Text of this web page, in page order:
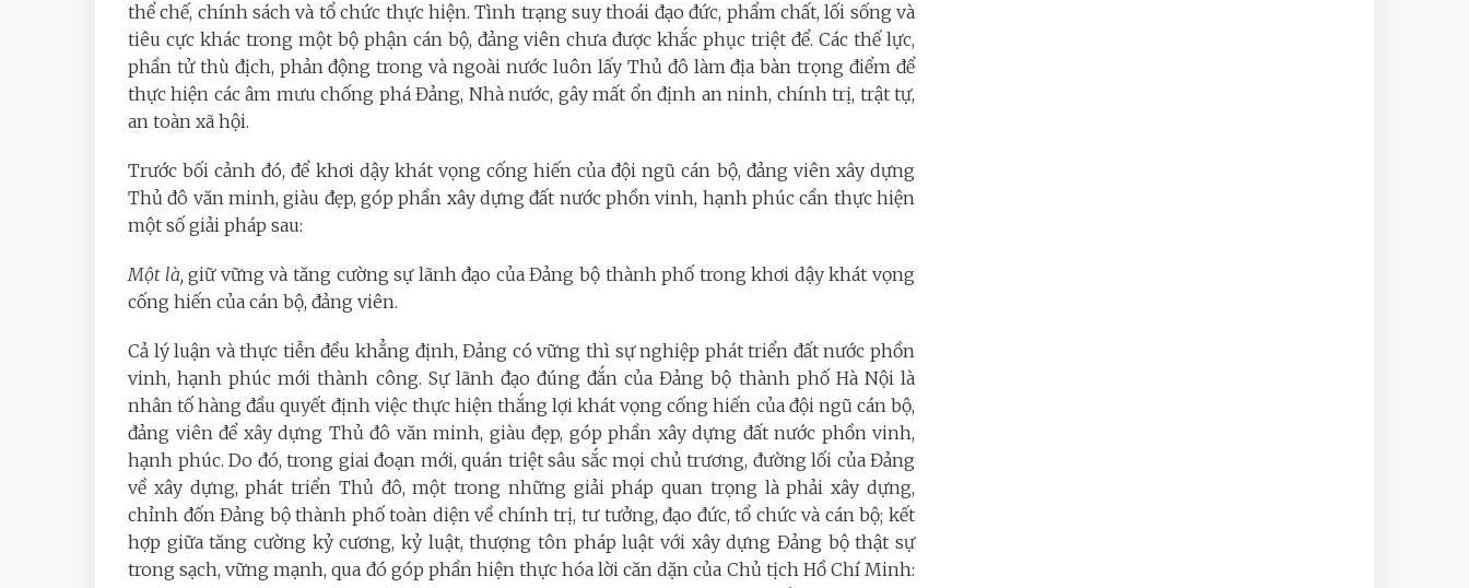
thể chế, chính sách và tổ chức thực hiện. Tình trạng suy thoái đạo đức, phẩm chất, lối sống và
tiêu cực khác trong một bộ phận cán bộ, đảng viên chưa được khắc phục triệt để. Các thế lực,
phần tử thù địch, phản động trong và ngoài nước luôn lấy Thủ đô làm địa bàn trọng điểm để
thực hiện các âm mưu chống phá Đảng, Nhà nước, gây mất ổn định an ninh, chính trị, trật tự,
an toàn xã hội.
Trước bối cảnh đó, để khơi dậy khát vọng cống hiến của đội ngũ cán bộ, đảng viên xây dựng
Thủ đô văn minh, giàu đẹp, góp phần xây dựng đất nước phồn vinh, hạnh phúc cần thực hiện
một số giải pháp sau:
Một là, giữ vững và tăng cường sự lãnh đạo của Đảng bộ thành phố trong khơi dậy khát vọng
cống hiến của cán bộ, đảng viên.
Cả lý luận và thực tiễn đều khẳng định, Đảng có vững thì sự nghiệp phát triển đất nước phồn
vinh, hạnh phúc mới thành công. Sự lãnh đạo đúng đắn của Đảng bộ thành phố Hà Nội là
nhân tố hàng đầu quyết định việc thực hiện thắng lợi khát vọng cống hiến của đội ngũ cán bộ,
đảng viên để xây dựng Thủ đô văn minh, giàu đẹp, góp phần xây dựng đất nước phồn vinh,
hạnh phúc. Do đó, trong giai đoạn mới, quán triệt sâu sắc mọi chủ trương, đường lối của Đảng
về xây dựng, phát triển Thủ đô, một trong những giải pháp quan trọng là phải xây dựng,
chỉnh đốn Đảng bộ thành phố toàn diện về chính trị, tư tưởng, đạo đức, tổ chức và cán bộ; kết
hợp giữa tăng cường kỷ cương, kỷ luật, thượng tôn pháp luật với xây dựng Đảng bộ thật sự
trong sạch, vững mạnh, qua đó góp phần hiện thực hóa lời căn dặn của Chủ tịch Hồ Chí Minh: